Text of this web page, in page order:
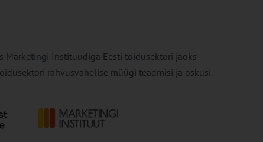
Marketingi Instituudiga Eesti toidusektori jaoks
rahvusvahelise müügi teadmisi ja oskusi.